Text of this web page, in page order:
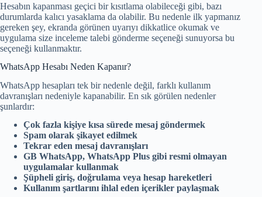
Hesabın kapanması geçici bir kısıtlama olabileceği gibi, bazı
durumlarda kalıcı yasaklama da olabilir. Bu nedenle ilk yapmanız
gereken şey, ekranda görünen uyarıyı dikkatlice okumak ve
uygulama size inceleme talebi gönderme seçeneği sunuyorsa bu
seçeneği kullanmaktır.
WhatsApp Hesabı Neden Kapanır?
WhatsApp hesapları tek bir nedenle değil, farklı kullanım
davranışları nedeniyle kapanabilir. En sık görülen nedenler
şunlardır:
Çok fazla kişiye kısa sürede mesaj göndermek
Spam olarak şikayet edilmek
Tekrar eden mesaj davranışları
GB WhatsApp, WhatsApp Plus gibi resmi olmayan
uygulamalar kullanmak
Şüpheli giriş, doğrulama veya hesap hareketleri
Kullanım şartlarını ihlal eden içerikler paylaşmak